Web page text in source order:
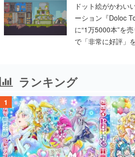
ドット絵がかわい
ーション『Doloc
に“1万5000本”を
で「非常に好評」
ランキング
1